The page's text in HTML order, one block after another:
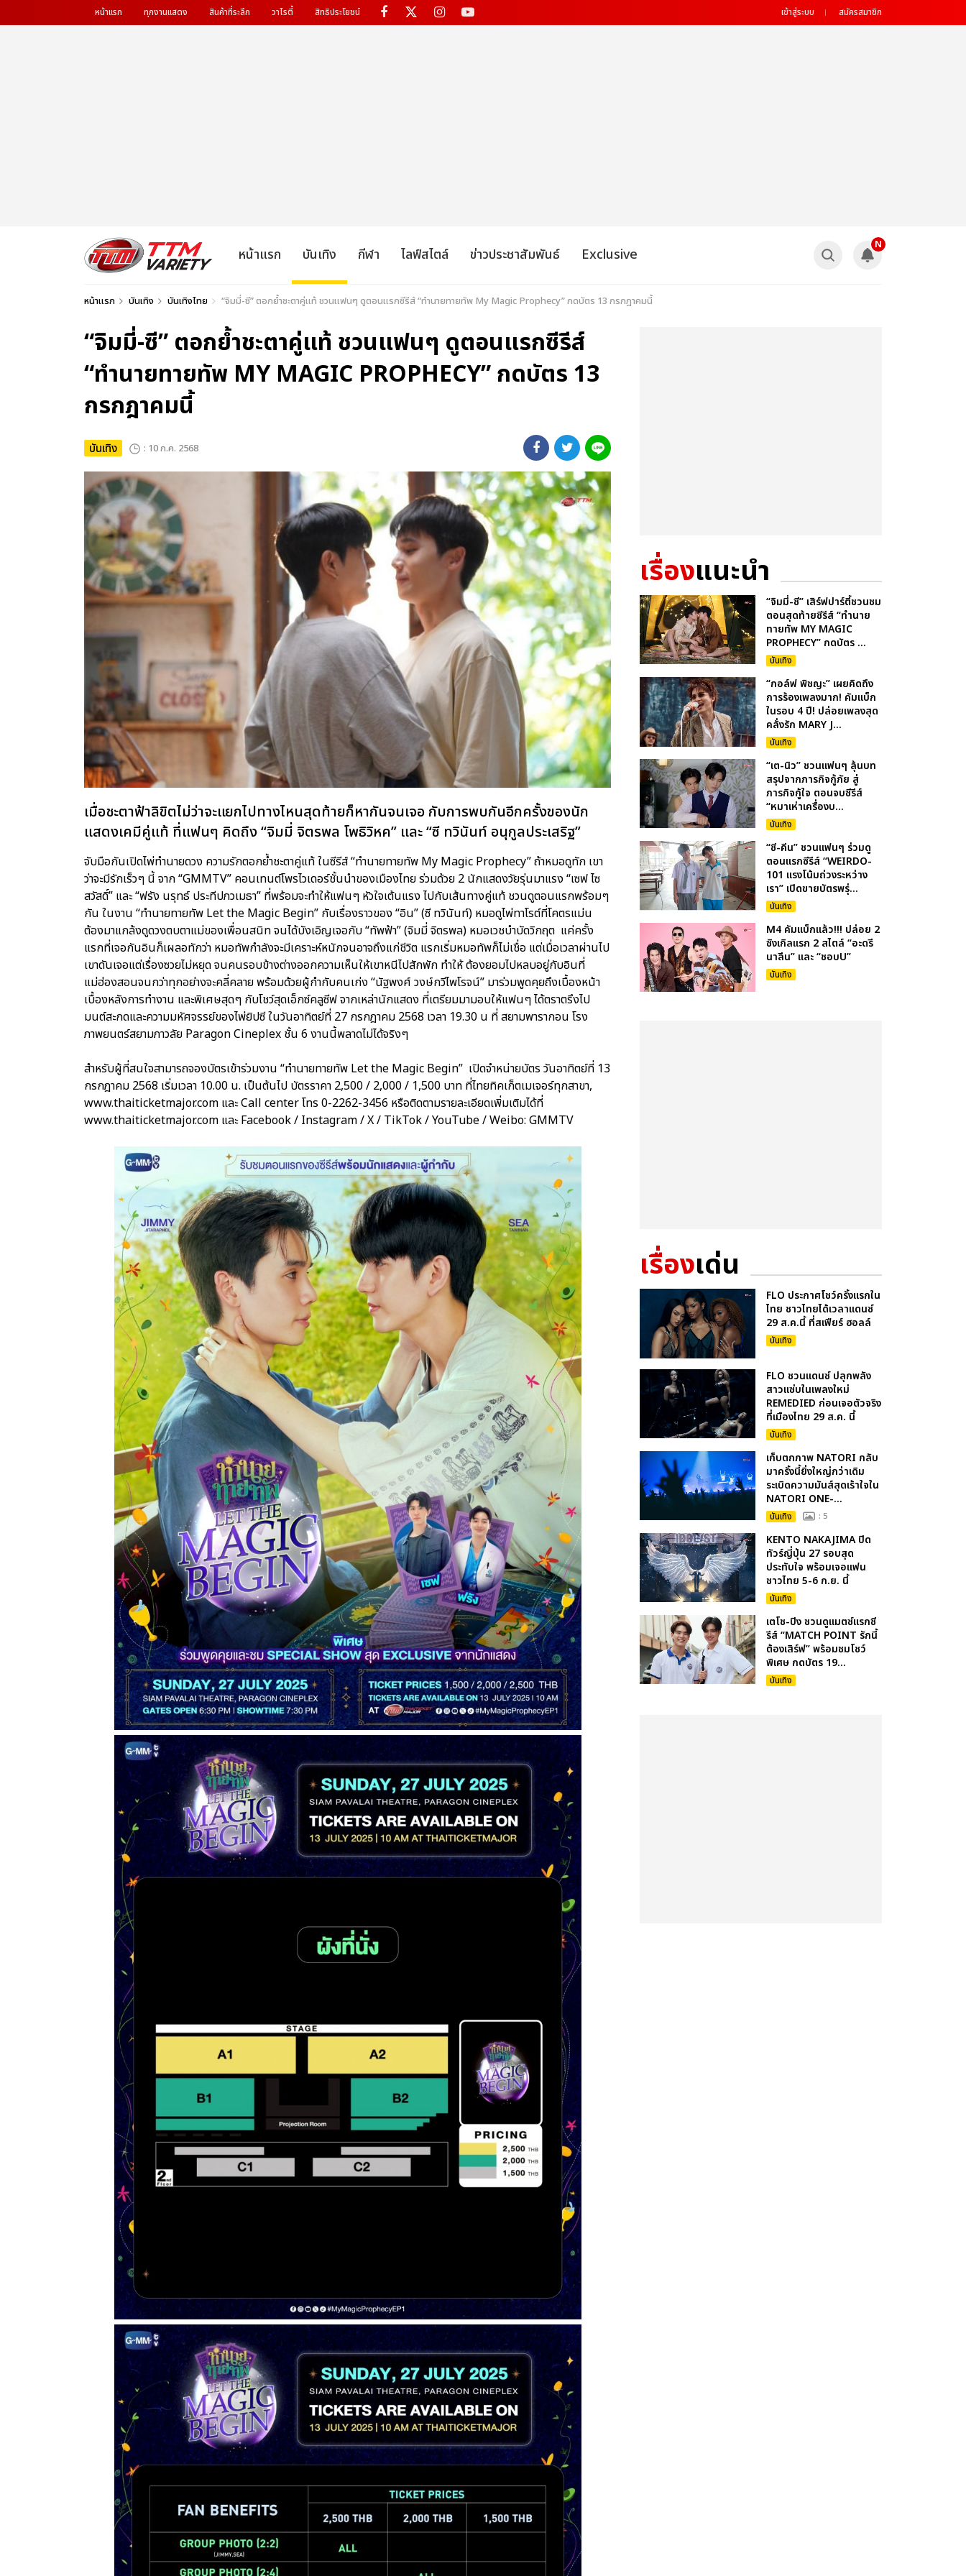
หน้าแรก ทุกงานแสดง สินค้าที่ระลึก วาไรตี้ สิทธิประโยชน์ เข้าสู่ระบบ สมัครสมาชิก
หน้าแรก บันเทิง กีฬา ไลฟ์สไตล์ ข่าวประชาสัมพันธ์ Exclusive
N
หน้าแรก บันเทิง บันเทิงไทย “จิมมี่-ซี” ตอกย้ำชะตาคู่แท้ ชวนแฟนๆ ดูตอนแรกซีรีส์ “ทำนายทายทัพ My Magic Prophecy” กดบัตร 13 กรกฎาคมนี้
“จิมมี่-ซี” ตอกย้ำชะตาคู่แท้ ชวนแฟนๆ ดูตอนแรกซีรีส์
“ทำนายทายทัพ MY MAGIC PROPHECY” กดบัตร 13
กรกฎาคมนี้
บันเทิง : 10 ก.ค. 2568
เมื่อชะตาฟ้าลิขิตไม่ว่าจะแยกไปทางไหนสุดท้ายก็หากันจนเจอ กับการพบกันอีกครั้งของนัก
แสดงเคมีคู่แท้ ที่แฟนๆ คิดถึง “จิมมี่ จิตรพล โพธิวิหค” และ “ซี ทวินันท์ อนุกูลประเสริฐ”
จับมือกันเปิดไพ่ทำนายดวง ความรักตอกย้ำชะตาคู่แท้ ในซีรีส์ “ทำนายทายทัพ My Magic Prophecy” ถ้าหมอดูทัก เขา
ว่าจะมีรักเร็วๆ นี้ จาก “GMMTV” คอนเทนต์โพรไวเดอร์ชั้นนำของเมืองไทย ร่วมด้วย 2 นักแสดงวัยรุ่นมาแรง “เซฟ ไซ
สวัสดิ์” และ “ฟรัง นรุทธ์ ประทีปภวเมธา” ที่พร้อมจะทำให้แฟนๆ หัวใจเต้นแรง ไปกับเส้นทางคู่แท้ ชวนดูตอนแรกพร้อมๆ
กัน ในงาน “ทำนายทายทัพ Let the Magic Begin” กับเรื่องราวของ “อิน” (ซี ทวินันท์) หมอดูไพ่ทาโรต์ที่โคตรแม่น
ต้องมาแกล้งดูดวงตบตาแม่ของเพื่อนสนิท จนได้บังเอิญเจอกับ “ทัพฟ้า” (จิมมี่ จิตรพล) หมอเวชบําบัดวิกฤต แค่ครั้ง
แรกที่เจอกันอินก็เผลอทักว่า หมอทัพกำลังจะมีเคราะห์หนักจนอาจถึงแก่ชีวิต แรกเริ่มหมอทัพก็ไม่เชื่อ แต่เมื่อเวลาผ่านไป
เขาดันเจอแต่เรื่องซวยไม่หยุด จนคนรอบข้างต่างออกความเห็นให้เขาหนีไปสักพัก ทำให้ ต้องยอมไปหลบอยู่กับอินที่
แม่ฮ่องสอนจนกว่าทุกอย่างจะคลี่คลาย พร้อมด้วยผู้กำกับคนเก่ง “นัฐพงศ์ วงษ์กวีไพโรจน์” มาร่วมพูดคุยถึงเบื้องหน้า
เบื้องหลังการทำงาน และพิเศษสุดๆ กับโชว์สุดเอ็กซ์คลูซีฟ จากเหล่านักแสดง ที่เตรียมมามอบให้แฟนๆ ได้ตราตรึงไป
มนต์สะกดและความมหัศจรรย์ของไพ่ยิปซี ในวันอาทิตย์ที่ 27 กรกฎาคม 2568 เวลา 19.30 น ที่ สยามพารากอน โรง
ภาพยนตร์สยามภาวลัย Paragon Cineplex ชั้น 6 งานนี้พลาดไม่ได้จริงๆ
สำหรับผู้ที่สนใจสามารถจองบัตรเข้าร่วมงาน “ทำนายทายทัพ Let the Magic Begin” เปิดจำหน่ายบัตร วันอาทิตย์ที่ 13
กรกฎาคม 2568 เริ่มเวลา 10.00 น. เป็นต้นไป บัตรราคา 2,500 / 2,000 / 1,500 บาท ที่ไทยทิคเก็ตเมเจอร์ทุกสาขา,
www.thaiticketmajor.com และ Call center โทร 0-2262-3456 หรือติดตามรายละเอียดเพิ่มเติมได้ที่
www.thaiticketmajor.com และ Facebook / Instagram / X / TikTok / YouTube / Weibo: GMMTV
เรื่องแนะนำ
“จิมมี่-ซี” เสิร์ฟปาร์ตี้ชวนชม
ตอนสุดท้ายซีรีส์ “ทำนาย
ทายทัพ MY MAGIC
PROPHECY” กดบัตร ...
บันเทิง
“กอล์ฟ พิชญะ” เผยคิดถึง
การร้องเพลงมาก! คัมแบ็ก
ในรอบ 4 ปี! ปล่อยเพลงสุด
คลั่งรัก MARY J...
บันเทิง
“เต-นิว” ชวนแฟนๆ ลุ้นบท
สรุปจากภารกิจกู้ภัย สู่
ภารกิจกู้ใจ ตอนจบซีรีส์
“หมาเห่าเครื่องบ...
บันเทิง
“ซี-คีน” ชวนแฟนๆ ร่วมดู
ตอนแรกซีรีส์ “WEIRDO-
101 แรงโน้มถ่วงระหว่าง
เรา” เปิดขายบัตรพรุ่...
บันเทิง
M4 คัมแบ็กแล้ว!!! ปล่อย 2
ซิงเกิลแรก 2 สไตล์ “อะดรี
นาลีน” และ “ชอบU”
บันเทิง
เรื่องเด่น
FLO ประกาศโชว์ครั้งแรกใน
ไทย ชาวไทยได้เวลาแดนซ์
29 ส.ค.นี้ ที่สเฟียร์ ฮอลล์
บันเทิง
FLO ชวนแดนซ์ ปลุกพลัง
สาวแซ่บในเพลงใหม่
REMEDIED ก่อนเจอตัวจริง
ที่เมืองไทย 29 ส.ค. นี้
บันเทิง
เก็บตกภาพ NATORI กลับ
มาครั้งนี้ยิ่งใหญ่กว่าเดิม
ระเบิดความมันส์สุดเร้าใจใน
NATORI ONE-...
บันเทิง : 5
KENTO NAKAJIMA ปิด
ทัวร์ญี่ปุ่น 27 รอบสุด
ประทับใจ พร้อมเจอแฟน
ชาวไทย 5-6 ก.ย. นี้
บันเทิง
เตโช-ปิง ชวนดูแมตซ์แรกซี
รีส์ “MATCH POINT รักนี้
ต้องเสิร์ฟ” พร้อมชมโชว์
พิเศษ กดบัตร 19...
บันเทิง